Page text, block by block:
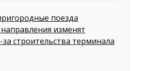
поезда
изменят
строительства терминала